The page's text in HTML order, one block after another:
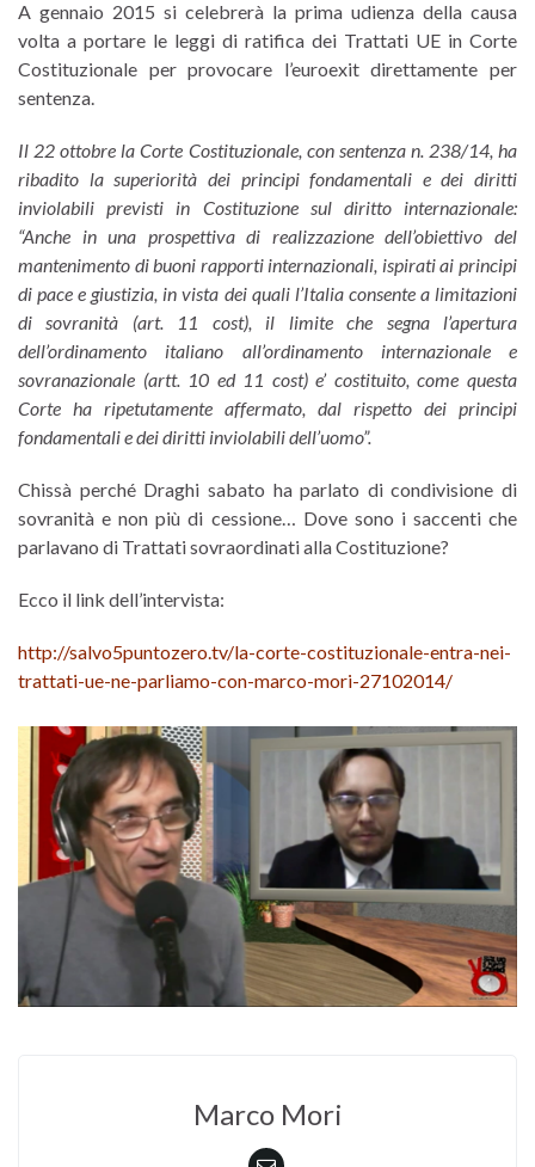
A gennaio 2015 si celebrerà la prima udienza della causa
volta a portare le leggi di ratifica dei Trattati UE in Corte
Costituzionale per provocare l’euroexit direttamente per
sentenza.
Il 22 ottobre la Corte Costituzionale, con sentenza n. 238/14, ha
ribadito la superiorità dei principi fondamentali e dei diritti
inviolabili previsti in Costituzione sul diritto internazionale:
“Anche in una prospettiva di realizzazione dell’obiettivo del
mantenimento di buoni rapporti internazionali, ispirati ai principi
di pace e giustizia, in vista dei quali l’Italia consente a limitazioni
di sovranità (art. 11 cost), il limite che segna l’apertura
dell’ordinamento italiano all’ordinamento internazionale e
sovranazionale (artt. 10 ed 11 cost) e’ costituito, come questa
Corte ha ripetutamente affermato, dal rispetto dei principi
fondamentali e dei diritti inviolabili dell’uomo”.
Chissà perché Draghi sabato ha parlato di condivisione di
sovranità e non più di cessione… Dove sono i saccenti che
parlavano di Trattati sovraordinati alla Costituzione?
Ecco il link dell’intervista:
http://salvo5puntozero.tv/la-corte-costituzionale-entra-nei-
trattati-ue-ne-parliamo-con-marco-mori-27102014/
Marco Mori